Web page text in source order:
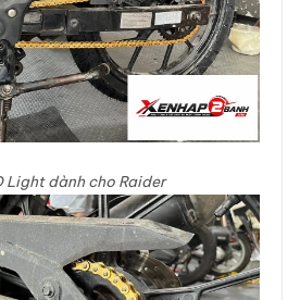
Light dành cho Raider